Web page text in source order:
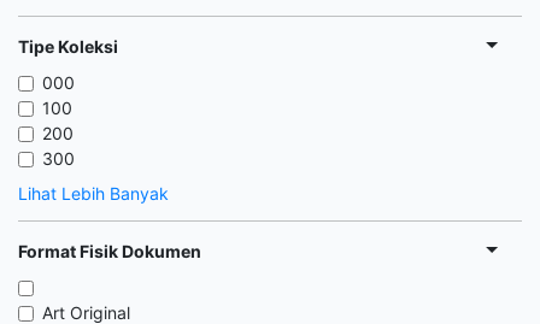
Tipe Koleksi
000
100
200
300
Lihat Lebih Banyak
Format Fisik Dokumen
Art Original